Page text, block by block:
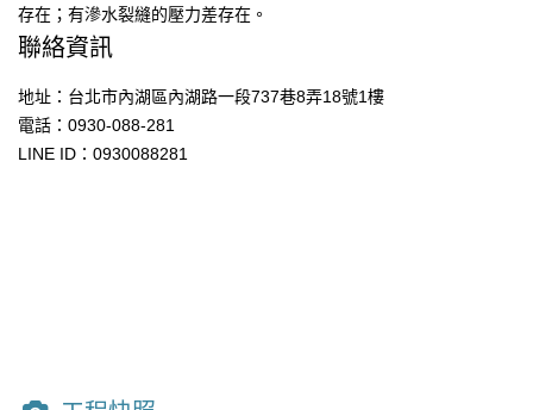
存在；有滲水裂縫的壓力差存在。
聯絡資訊
地址：台北市內湖區內湖路一段737巷8弄18號1樓
電話：0930-088-281
LINE ID：0930088281